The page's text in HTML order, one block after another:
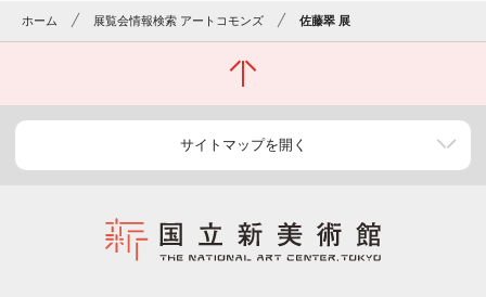
ホーム 展覧会情報検索 アートコモンズ 佐藤翠 展
サイトマップを開く